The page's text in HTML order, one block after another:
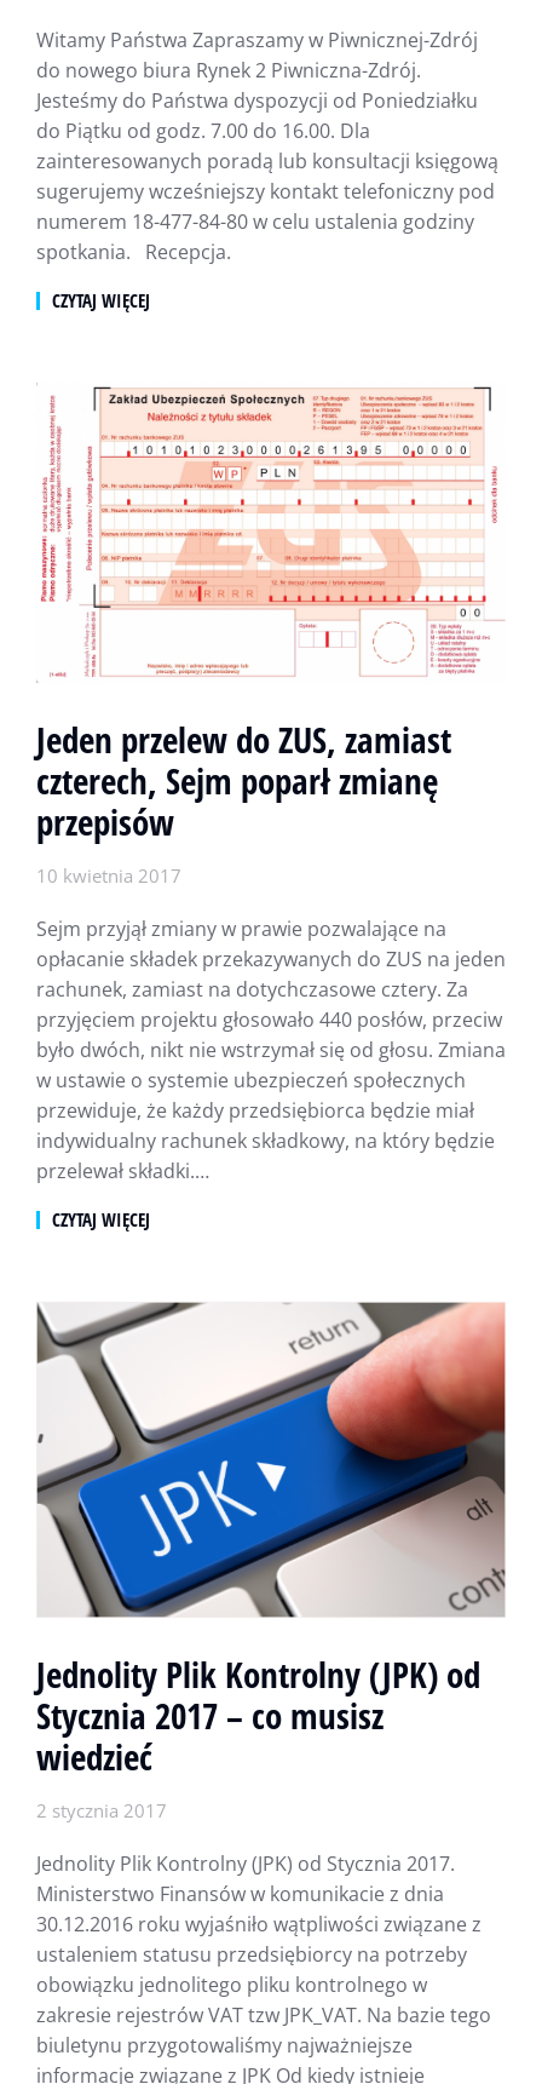
Witamy Państwa Zapraszamy w Piwnicznej-Zdrój
do nowego biura Rynek 2 Piwniczna-Zdrój.
Jesteśmy do Państwa dyspozycji od Poniedziałku
do Piątku od godz. 7.00 do 16.00. Dla
zainteresowanych poradą lub konsultacji księgową
sugerujemy wcześniejszy kontakt telefoniczny pod
numerem 18-477-84-80 w celu ustalenia godziny
spotkania. Recepcja.
CZYTAJ WIĘCEJ
Jeden przelew do ZUS, zamiast
czterech, Sejm poparł zmianę
przepisów
10 kwietnia 2017
Sejm przyjął zmiany w prawie pozwalające na
opłacanie składek przekazywanych do ZUS na jeden
rachunek, zamiast na dotychczasowe cztery. Za
przyjęciem projektu głosowało 440 posłów, przeciw
było dwóch, nikt nie wstrzymał się od głosu. Zmiana
w ustawie o systemie ubezpieczeń społecznych
przewiduje, że każdy przedsiębiorca będzie miał
indywidualny rachunek składkowy, na który będzie
przelewał składki.…
CZYTAJ WIĘCEJ
Jednolity Plik Kontrolny (JPK) od
Stycznia 2017 – co musisz
wiedzieć
2 stycznia 2017
Jednolity Plik Kontrolny (JPK) od Stycznia 2017.
Ministerstwo Finansów w komunikacie z dnia
30.12.2016 roku wyjaśniło wątpliwości związane z
ustaleniem statusu przedsiębiorcy na potrzeby
obowiązku jednolitego pliku kontrolnego w
zakresie rejestrów VAT tzw JPK_VAT. Na bazie tego
biuletynu przygotowaliśmy najważniejsze
informacje związane z JPK Od kiedy istnieje